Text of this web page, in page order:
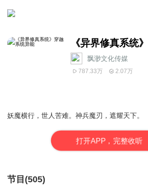
《异界修真系统
飘渺文化传媒
787.33万 2.07万
妖魔横行，世人苦难。神兵魔刃，遮耀天下。
打开APP，完整收听
节目(505)